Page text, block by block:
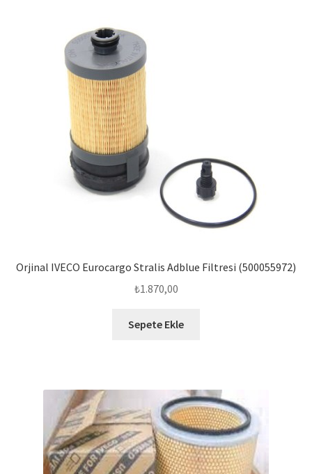
Orjinal IVECO Eurocargo Stralis Adblue Filtresi (500055972)
₺1.870,00
Sepete Ekle